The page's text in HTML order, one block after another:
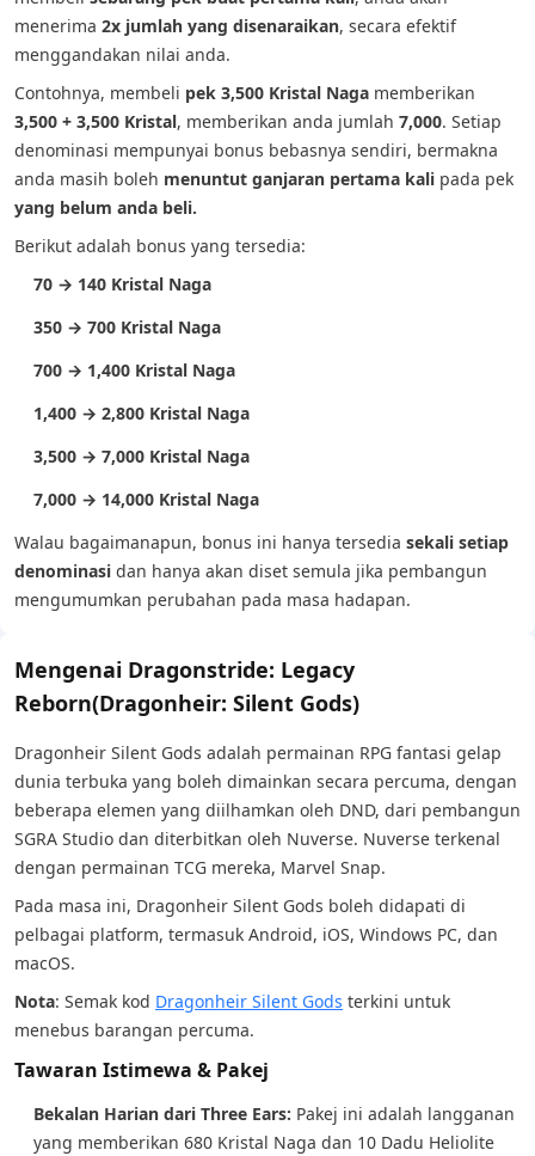
menerima 2x jumlah yang disenaraikan, secara efektif
menggandakan nilai anda.
Contohnya, membeli pek 3,500 Kristal Naga memberikan
3,500 + 3,500 Kristal, memberikan anda jumlah 7,000. Setiap
denominasi mempunyai bonus bebasnya sendiri, bermakna
anda masih boleh menuntut ganjaran pertama kali pada pek
yang belum anda beli.
Berikut adalah bonus yang tersedia:
70 → 140 Kristal Naga
350 → 700 Kristal Naga
700 → 1,400 Kristal Naga
1,400 → 2,800 Kristal Naga
3,500 → 7,000 Kristal Naga
7,000 → 14,000 Kristal Naga
Walau bagaimanapun, bonus ini hanya tersedia sekali setiap
denominasi dan hanya akan diset semula jika pembangun
mengumumkan perubahan pada masa hadapan.
Mengenai Dragonstride: Legacy
Reborn(Dragonheir: Silent Gods)
Dragonheir Silent Gods adalah permainan RPG fantasi gelap
dunia terbuka yang boleh dimainkan secara percuma, dengan
beberapa elemen yang diilhamkan oleh DND, dari pembangun
SGRA Studio dan diterbitkan oleh Nuverse. Nuverse terkenal
dengan permainan TCG mereka, Marvel Snap.
Pada masa ini, Dragonheir Silent Gods boleh didapati di
pelbagai platform, termasuk Android, iOS, Windows PC, dan
macOS.
Nota: Semak kod Dragonheir Silent Gods terkini untuk
menebus barangan percuma.
Tawaran Istimewa & Pakej
Bekalan Harian dari Three Ears: Pakej ini adalah langganan
yang memberikan 680 Kristal Naga dan 10 Dadu Heliolite